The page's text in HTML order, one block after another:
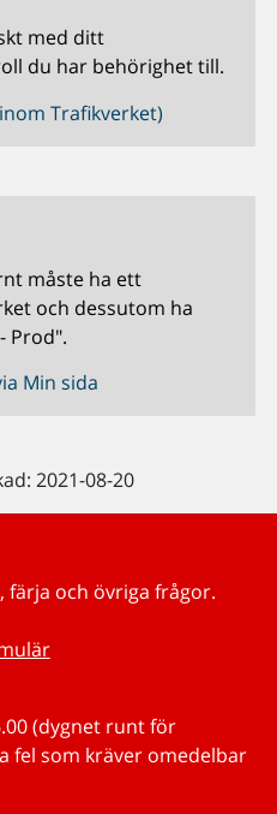
med ditt
du har behörighet till.
Trafikverket)
måste ha ett
och dessutom ha
Prod".
Min sida
2021-08-20
färja och övriga frågor.
(dygnet runt för
fel som kräver omedelbar